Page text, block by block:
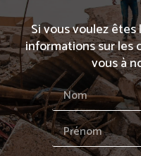
Si vous voulez
informations sur les
vous à